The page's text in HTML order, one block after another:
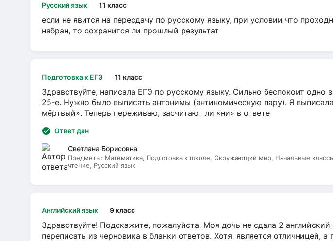
Русский язык 11 класс
если не явится на пересдачу по русскому языку, при условии что
набран, то сохранится ли прошлый результат
Подготовка к ЕГЭ 11 класс
Здравствуйте, написала ЕГЭ по русскому языку. Сильно беспокоит одно
25-е. Нужно было выписать антонимы (антиномическую пару). Я
мёртвый». Теперь переживаю, засчитают ли «ни» в ответе
Ответ дан
Светлана Борисовна
Предметы: Математика, Подготовка к школе, Окружающий мир, Начальные
чтение, Русский язык
Английский язык 9 класс
Здравствуйте! Подскажите, пожалуйста. Моя дочь не сдала 2 английский
переписать из черновика в бланки ответов. Хотя, является отличницей, а